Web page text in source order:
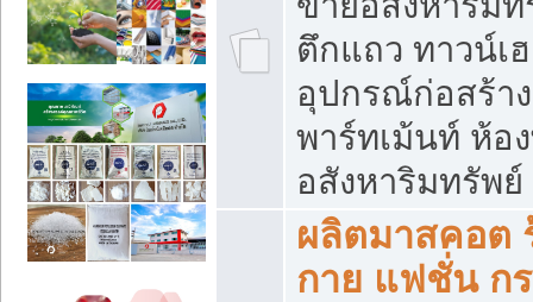
ตึกแถว ทาวน์เ
อุปกรณ์ก่อสร้า
พาร์ทเม้นท์ ห้อ
อสังหาริมทรัพ
ผลิตมาสคอต
กาย แฟชั่น กร